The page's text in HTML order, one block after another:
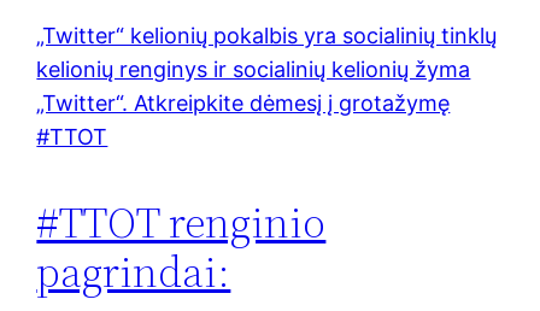
„Twitter“ kelionių pokalbis yra socialinių tinklų
kelionių renginys ir socialinių kelionių žyma
„Twitter“. Atkreipkite dėmesį į grotažymę
#TTOT
#TTOT renginio
pagrindai: